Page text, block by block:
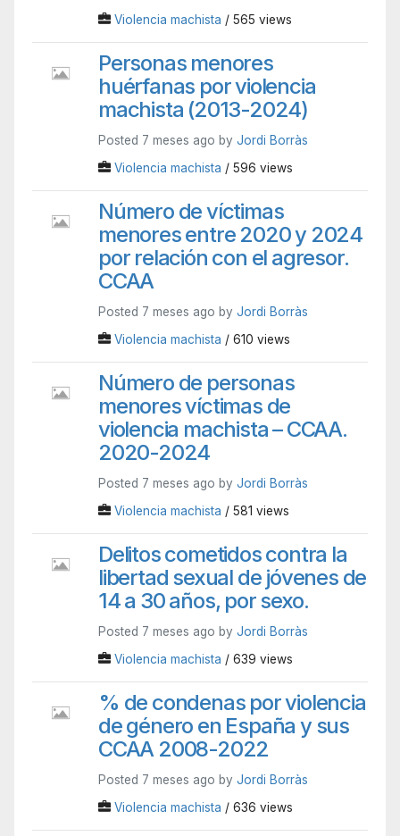
Violencia machista / 565 views
Personas menores
huérfanas por violencia
machista (2013-2024)
Posted 7 meses ago by Jordi Borràs
Violencia machista / 596 views
Número de víctimas
menores entre 2020 y 2024
por relación con el agresor.
CCAA
Posted 7 meses ago by Jordi Borràs
Violencia machista / 610 views
Número de personas
menores víctimas de
violencia machista – CCAA.
2020-2024
Posted 7 meses ago by Jordi Borràs
Violencia machista / 581 views
Delitos cometidos contra la
libertad sexual de jóvenes de
14 a 30 años, por sexo.
Posted 7 meses ago by Jordi Borràs
Violencia machista / 639 views
% de condenas por violencia
de género en España y sus
CCAA 2008-2022
Posted 7 meses ago by Jordi Borràs
Violencia machista / 636 views